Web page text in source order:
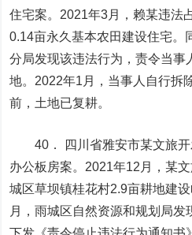
住宅案。2021年3月，赖某违法
0.14亩永久基本农田建设住宅。
分局发现该违法行为，责令当事
地。2022年1月，当事人自行拆
前，土地已复耕。
40． 四川省雅安市某文旅开
办公板房案。2021年12月，某
城区草坝镇桂花村2.9亩耕地建
月，雨城区自然资源和规划局发